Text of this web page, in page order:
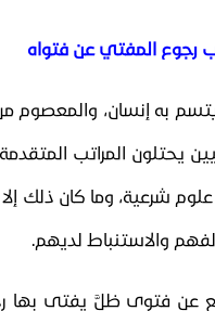
رجوع المفتي عن فتواه
به إنسان، والمعصوم
يحتلون المراتب
شرعية، وما كان ذلك
والاستنباط لديهم.
عن فتوى ظلَّ يفتى